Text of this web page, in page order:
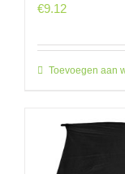
€9.12
Toevoegen aan